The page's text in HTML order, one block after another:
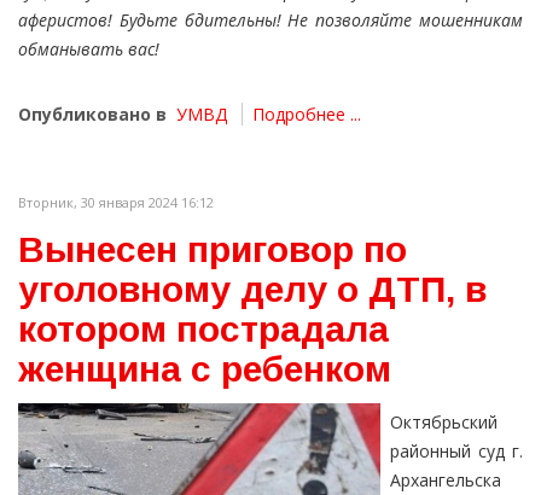
аферистов! Будьте бдительны! Не позволяйте мошенникам
обманывать вас!
Опубликовано в УМВД Подробнее ...
Вторник, 30 января 2024 16:12
Вынесен приговор по
уголовному делу о ДТП, в
котором пострадала
женщина с ребенком
Октябрьский
районный суд г.
Архангельска